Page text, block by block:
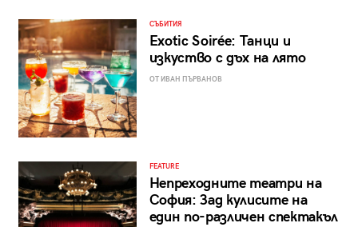
СЪБИТИЯ
Exotic Soirée: Танци и
изкуство с дъх на лято
ОТ ИВАН ПЪРВАНОВ
FEATURE
Непреходните театри на
София: Зад кулисите на
един по-различен спектакъл